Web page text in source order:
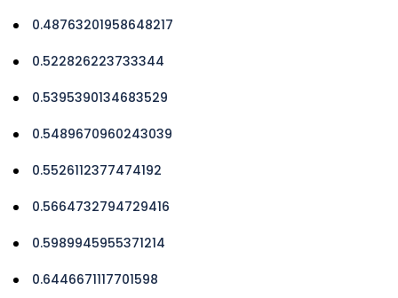
0.48763201958648217
0.522826223733344
0.5395390134683529
0.5489670960243039
0.5526112377474192
0.5664732794729416
0.5989945955371214
0.6446671117701598